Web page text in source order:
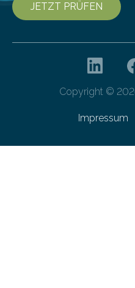
JETZT PRÜFEN
Copyright ©
Impressum